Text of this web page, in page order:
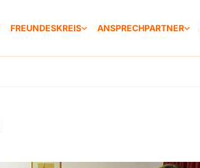
FREUNDESKREIS ANSPRECHPARTNER